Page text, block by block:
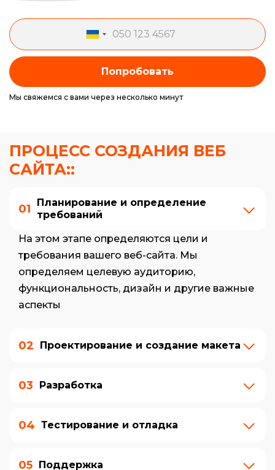
Попробовать
Мы свяжемся с вами через несколько минут
ПРОЦЕСС СОЗДАНИЯ ВЕБ
САЙТА::
01
Планирование и определение
требований
На этом этапе определяются цели и
требования вашего веб-сайта. Мы
определяем целевую аудиторию,
функциональность, дизайн и другие важные
аспекты
02 Проектирование и создание макета
03 Разработка
04 Тестирование и отладка
05 Поддержка